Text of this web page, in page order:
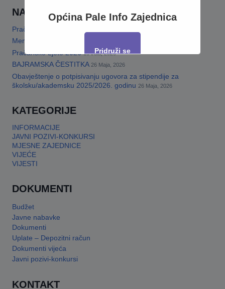
NAJNOVIJE
Pračansko ljeto 2026 · Program za djecu
Memorijalni turnir„Šefko Mutapčić“
Pračansko Ljeto 2026 13 Jula, 2026
BAJRAMSKA ČESTITKA 26 Maja, 2026
Obavještenje o potpisivanju ugovora za stipendije za
školsku/akademsku 2025/2026. godinu 26 Maja, 2026
KATEGORIJE
INFORMACIJE
JAVNI POZIVI-KONKURSI
MJESNE ZAJEDNICE
VIJEĆE
VIJESTI
DOKUMENTI
Budžet
Javne nabavke
Dokumenti
Uplate – Depozitni račun
Dokumenti vijeća
Javni pozivi-konkursi
KONTAKT
Općina Pale Info Zajednica
Pridruži se
This will close in 17 seconds